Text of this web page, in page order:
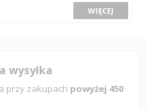
WIĘCEJ
wysyłka
przy zakupach powyżej 450